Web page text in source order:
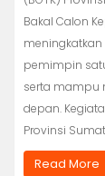
Bakal Calon
pemimpin
serta mampu
depan.
Provinsi
Read More